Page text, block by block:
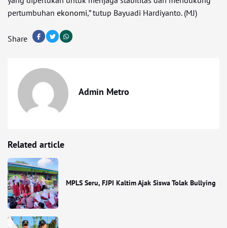
pertumbuhan ekonomi,” tutup Bayuadi Hardiyanto. (MJ)
Share
Admin Metro
Related article
MPLS Seru, FJPI Kaltim Ajak Siswa Tolak Bullying